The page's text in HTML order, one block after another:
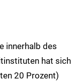
innerhalb des
hat sich
20 Prozent)